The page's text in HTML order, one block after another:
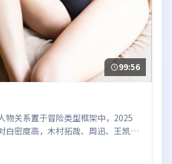
99:56
物关系置于冒险类型框架中，2025
白密度高，木村拓哉、周迅、王凯、
值得关注；整体气质偏中国大陆都市